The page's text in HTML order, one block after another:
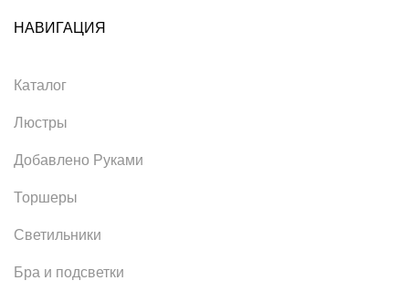
НАВИГАЦИЯ
Каталог
Люстры
Добавлено Руками
Торшеры
Светильники
Бра и подсветки